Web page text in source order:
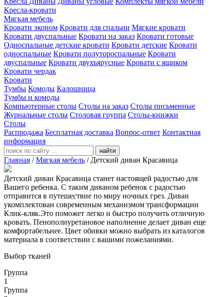
Кресла-кровати
Мягкая мебель
Кровати эконом Кровати для спальни Мягкие кровати
Кровати двуспальные Кровати на заказ Кровати готовые
Односпальные детские кровати Кровати детские Кровати
односпальные Кровати полутороспальные Кровати
двуспальные Кровати двухъярусные Кровати с ящиком
Кровати чердак
Кровати
Тумбы Комоды Калошница
Тумбы и комоды
Компьютерные столы Столы на заказ Столы письменные
Журнальные столы Столовая группа Столы-книжки
Столы
Распродажа Бесплатная доставка Вопрос-ответ Контактная
информация
найти
Главная /Мягкая мебель / Детский диван Красавица
Детский диван Красавица станет настоящей радостью для
Вашего ребенка. С таким диваном ребенок с радостью
отправится в путешествие по миру ночных грез. Диван
укомплектован современным механизмом трансформации
Клик-кляк.Это поможет легко и быстро получить отличную
кровать. Пенополиуретановое наполнение делает диван еще
комфортабельнее. Цвет обивки можно выбрать из каталогов
материала в соответствии с вашими пожеланиями.
Выбор тканей
Группа
1
Группа